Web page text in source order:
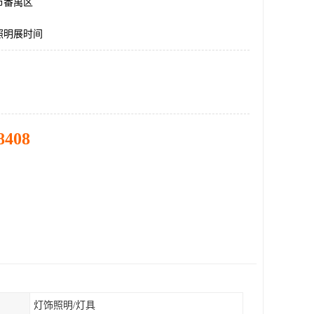
番禺区
展时间
灯饰照明/灯具